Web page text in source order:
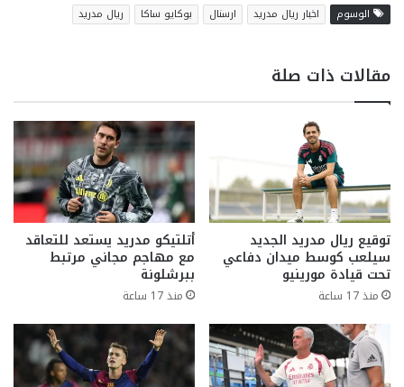
الوسوم اخبار ريال مدريد ارسنال بوكايو ساكا ريال مدريد
مقالات ذات صلة
توقيع ريال مدريد الجديد
سيلعب كوسط ميدان دفاعي
تحت قيادة مورينيو
منذ 17 ساعة
أتلتيكو مدريد يستعد للتعاقد
مع مهاجم مجاني مرتبط
ببرشلونة
منذ 17 ساعة